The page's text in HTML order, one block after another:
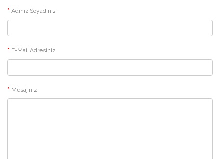
Adınız Soyadınız
E-Mail Adresiniz
Mesajınız